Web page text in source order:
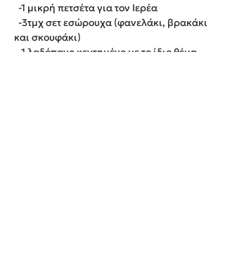
-1 μικρή πετσέτα για τον Ιερέα
-3τμχ σετ εσώρουχα (φανελάκι, βρακάκι
και σκουφάκι)
-1 λαδόπανο κεντημένο με το ίδιο θέμα